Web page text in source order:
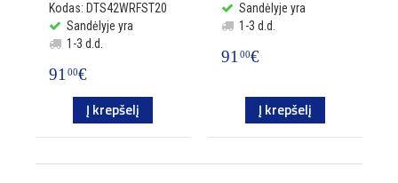
Kodas: DTS42WRFST20
Sandėlyje yra
1-3 d.d.
9100€
Į krepšelį
Sandėlyje yra
1-3 d.d.
9100€
Į krepšelį